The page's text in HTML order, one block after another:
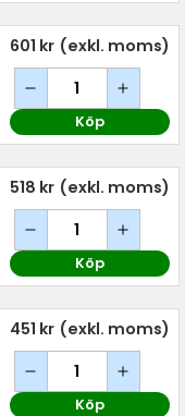
601 kr (exkl. moms)
Köp
518 kr (exkl. moms)
Köp
451 kr (exkl. moms)
Köp